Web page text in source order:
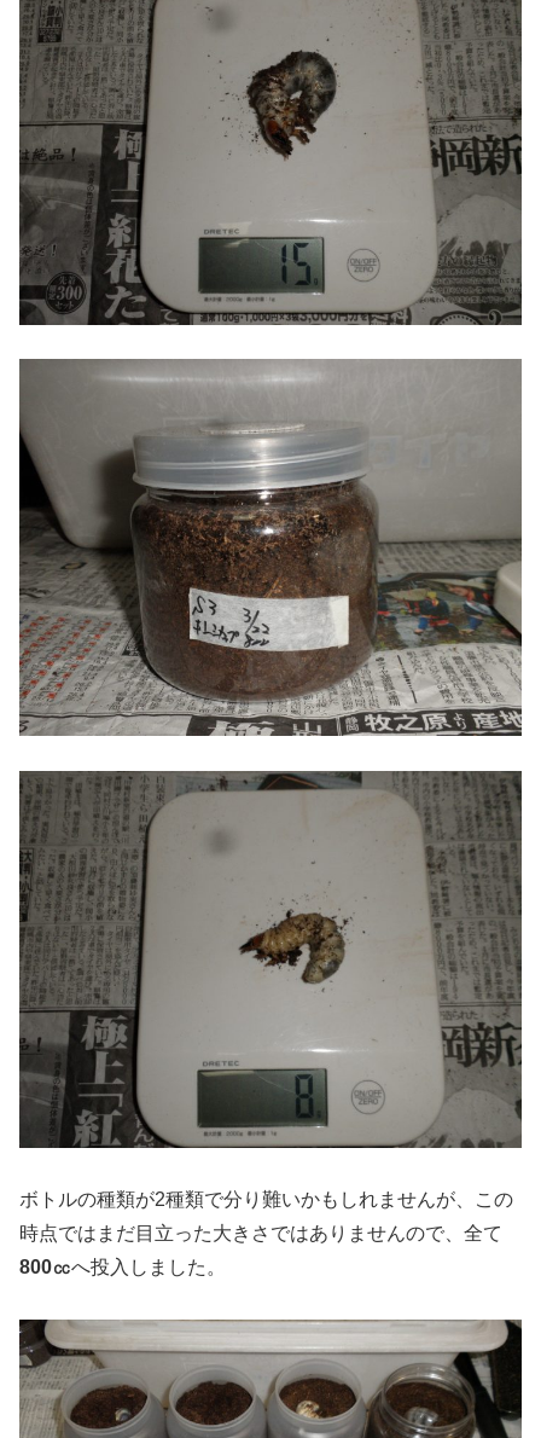
ボトルの種類が2種類で分り難いかもしれませんが、この
時点ではまだ目立った大きさではありませんので、全て
800㏄へ投入しました。